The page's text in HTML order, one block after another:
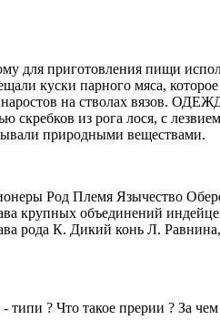
для приготовления пищи
куски парного мяса,
на стволах вязов.
скребков из рога лося, с
природными веществами.
Род Племя Язычество
крупных объединений
рода К. Дикий конь Л.
? Что такое прерии ? За